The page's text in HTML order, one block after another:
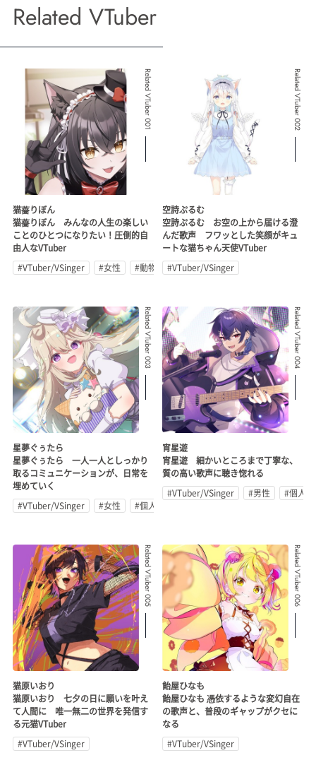
Related VTuber
Related VTuber 001
猫薔りぼん
猫薔りぼん みんなの人生の楽しい
ことのひとつになりたい！圧倒的自
由人なVTuber
#VTuber/VSinger
#女性 #動物系
Related VTuber 002
空詩ぷるむ
空詩ぷるむ お空の上から届ける澄
んだ歌声 フワッとした笑顔がキュ
ートな猫ちゃん天使VTuber
#VTuber/VSinger
Related VTuber 003
星夢ぐぅたら
星夢ぐぅたら 一人一人としっかり
取るコミュニケーションが、日常を
埋めていく
#VTuber/VSinger
#女性 #個人勢
Related VTuber 004
宵星遊
宵星遊 細かいところまで丁寧な、
質の高い歌声に聴き惚れる
#VTuber/VSinger
#男性 #個人勢
Related VTuber 005
猫原いおり
猫原いおり 七夕の日に願いを叶え
て人間に 唯一無二の世界を発信す
る元猫VTuber
#VTuber/VSinger
Related VTuber 006
飴屋ひなも
飴屋ひなも 憑依するような変幻自在
の歌声と、普段のギャップがクセに
なる
#VTuber/VSinger